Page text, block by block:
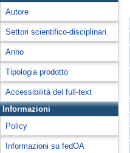
Autore
Settori scientifico-disciplinari
Anno
Tipologia prodotto
Accessibilità del full-text
Informazioni
Policy
Informazioni su fedOA